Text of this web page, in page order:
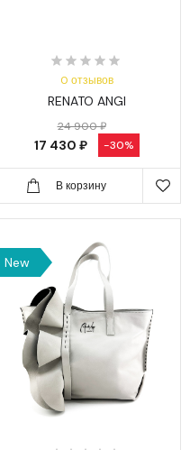
0 отзывов
RENATO ANGI
24 900 ₽
17 430 ₽ -30%
В корзину
New